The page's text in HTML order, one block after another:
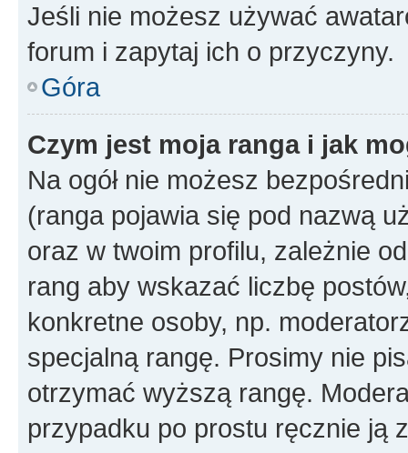
Jeśli nie możesz używać
forum i zapytaj ich o przyczyny.
Góra
Czym jest moja ranga i jak
Na ogół nie możesz
(ranga pojawia się pod nazwą
oraz w twoim profilu, zależnie
rang aby wskazać liczbę
konkretne osoby, np.
specjalną rangę. Prosimy nie
otrzymać wyższą rangę.
przypadku po prostu ręcznie ją